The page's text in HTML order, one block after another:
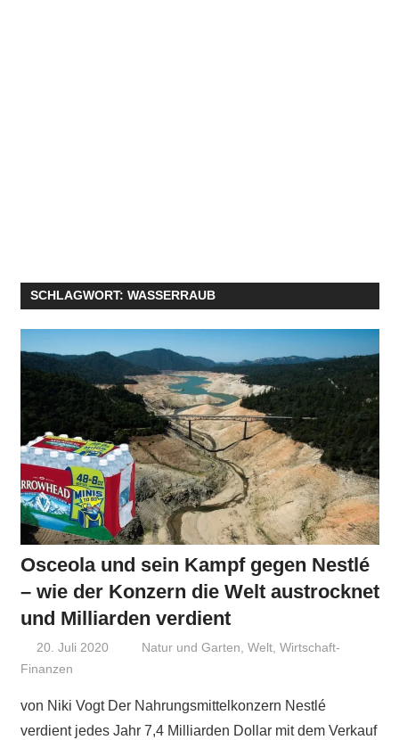
SCHLAGWORT: WASSERRAUB
Osceola und sein Kampf gegen Nestlé
– wie der Konzern die Welt austrocknet
und Milliarden verdient
20. Juli 2020 Niki Vogt
Natur und Garten,Welt,Wirtschaft-
Finanzen
von Niki Vogt Der Nahrungsmittelkonzern Nestlé
verdient jedes Jahr 7,4 Milliarden Dollar mit dem Verkauf